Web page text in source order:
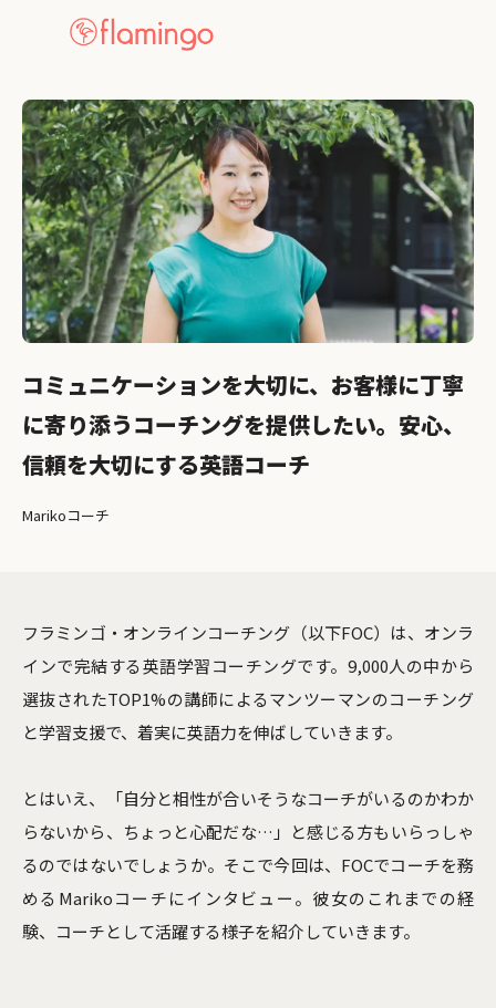
コミュニケーションを大切に、お客様に丁寧
に寄り添うコーチングを提供したい。安心、
信頼を大切にする英語コーチ
Marikoコーチ
フラミンゴ・オンラインコーチング（以下FOC）は、オンラ
インで完結する英語学習コーチングです。9,000人の中から
選抜されたTOP1%の講師によるマンツーマンのコーチング
と学習支援で、着実に英語力を伸ばしていきます。
とはいえ、「自分と相性が合いそうなコーチがいるのかわか
らないから、ちょっと心配だな…」と感じる方もいらっしゃ
るのではないでしょうか。そこで今回は、FOCでコーチを務
めるMarikoコーチにインタビュー。彼女のこれまでの経
験、コーチとして活躍する様子を紹介していきます。